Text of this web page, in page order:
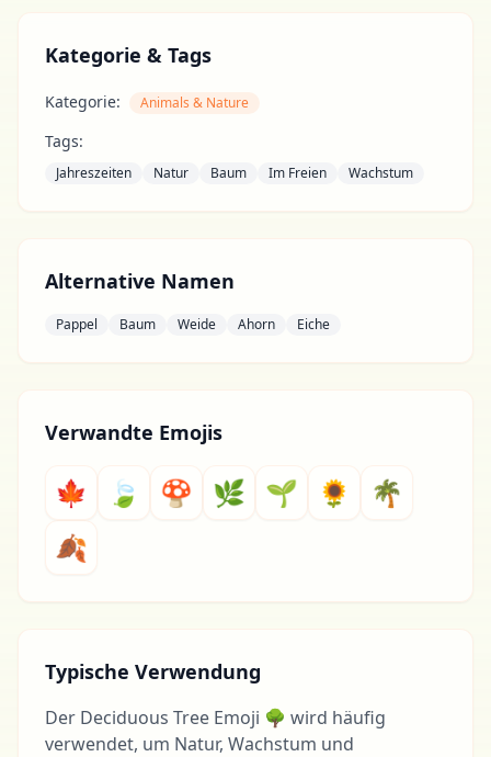
Kategorie & Tags
Kategorie: Animals & Nature
Tags:
Jahreszeiten Natur Baum Im Freien Wachstum
Alternative Namen
Pappel Baum Weide Ahorn Eiche
Verwandte Emojis
🍁 🍃 🍄 🌿 🌱 🌻
🌴
🍂
Typische Verwendung
Der Deciduous Tree Emoji 🌳 wird häufig
verwendet, um Natur, Wachstum und